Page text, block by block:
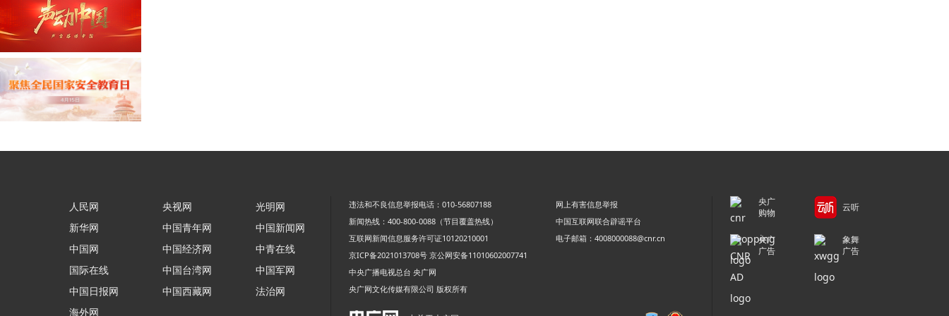
人民网
新华网
中国网
国际在线
中国日报网
海外网
央视网
中国青年网
中国经济网
中国台湾网
中国西藏网
光明网
中国新闻网
中青在线
中国军网
法治网
违法和不良信息举报电话：010-56807188
网上有害信息举报
新闻热线：400-800-0088（节目覆盖热线）
中国互联网联合辟谣平台
互联网新闻信息服务许可证10120210001
电子邮箱：4008000088@cnr.cn
京ICP备2021013708号 京公网安备11010602007741
中央广播电视总台 央广网
央广网文化传媒有限公司 版权所有
央广
购物
云听
央广
广告
象舞
广告